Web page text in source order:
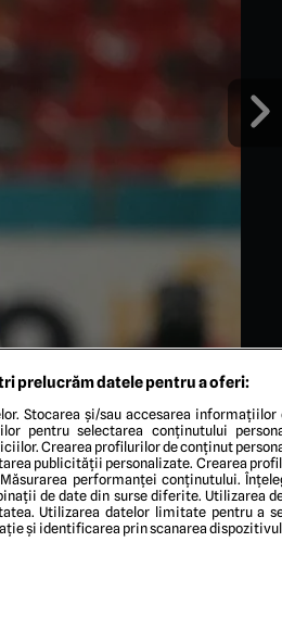
pe Arena Nationala din
prelucrăm datele pentru a oferi:
Stocarea și/sau accesarea informațiilor
pentru selectarea conținutului
Crearea profilurilor de conținut
publicității personalizate. Crearea
performanței conținutului.
de date din surse diferite. Utilizarea
Utilizarea datelor limitate pentru a
și identificarea prin scanarea